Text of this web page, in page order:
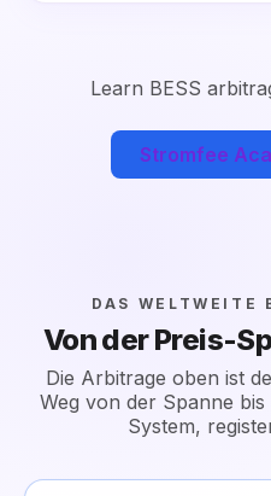
Learn BESS
Stromfee
DAS WELTWEITE
Von der Preis-
Die Arbitrage oben ist
Weg von der Spanne
System,